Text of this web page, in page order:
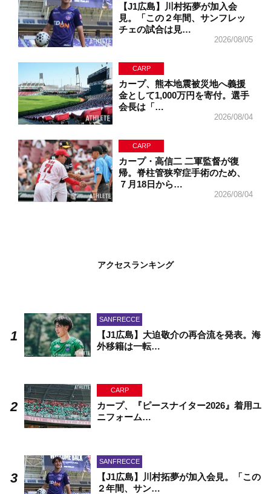
【J1広島】川村拓夢が加入会
見。「この２年間、サンフレッ
チェの試合は見…
2026/08/05
CARP
カープ、熊本地震被災地へ義援
金として1,000万円を寄付。選手
会長は「…
2026/08/04
CARP
カープ・高信二 二軍監督が復
帰。脊柱管狭窄症手術のため、
７月18日から…
2026/08/04
アクセスランキング
SANFRECCE
【J1広島】大迫敬介の再合流を発表。海
外移籍は一転…
CARP
カープ、『ピースナイター2026』着用ユ
ニフォーム…
SANFRECCE
【J1広島】川村拓夢が加入会見。「この
２年間、サン…